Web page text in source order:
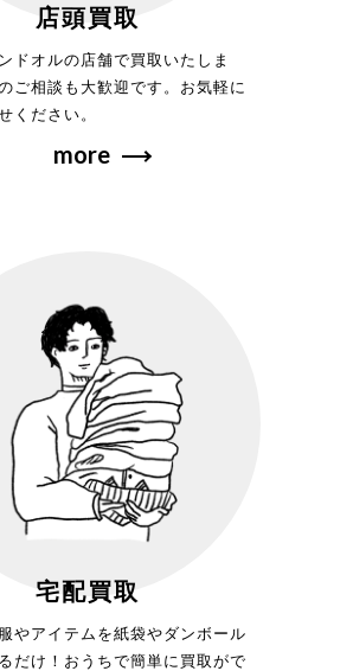
店頭買取
ドオルの店舗で買取いたしま
ご相談も大歓迎です。お気軽に
ください。
more
宅配買取
やアイテムを紙袋やダンボール
だけ！おうちで簡単に買取がで